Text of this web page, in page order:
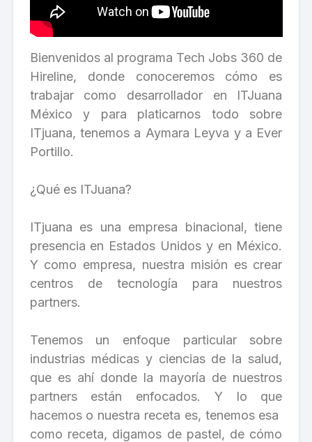
Bienvenidos al programa Tech Jobs 360 de
Hireline, donde conoceremos cómo es
trabajar como desarrollador en ITJuana
México y para platicarnos todo sobre
ITjuana, tenemos a Aymara Leyva y a Ever
Portillo.
¿Qué es ITJuana?
ITjuana es una empresa binacional, tiene
presencia en Estados Unidos y en México.
Y como empresa, nuestra misión es crear
centros de tecnología para nuestros
partners.
Tenemos un enfoque particular sobre
industrias médicas y ciencias de la salud,
que es ahí donde la mayoría de nuestros
partners están enfocados. Y lo que
hacemos o nuestra receta es, tenemos esa
como receta, digamos de pastel, de cómo